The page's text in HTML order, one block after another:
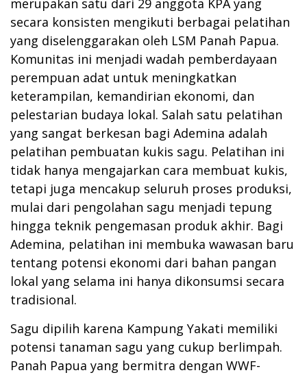
merupakan satu dari 29 anggota KPA yang
secara konsisten mengikuti berbagai pelatihan
yang diselenggarakan oleh LSM Panah Papua.
Komunitas ini menjadi wadah pemberdayaan
perempuan adat untuk meningkatkan
keterampilan, kemandirian ekonomi, dan
pelestarian budaya lokal. Salah satu pelatihan
yang sangat berkesan bagi Ademina adalah
pelatihan pembuatan kukis sagu. Pelatihan ini
tidak hanya mengajarkan cara membuat kukis,
tetapi juga mencakup seluruh proses produksi,
mulai dari pengolahan sagu menjadi tepung
hingga teknik pengemasan produk akhir. Bagi
Ademina, pelatihan ini membuka wawasan baru
tentang potensi ekonomi dari bahan pangan
lokal yang selama ini hanya dikonsumsi secara
tradisional.
Sagu dipilih karena Kampung Yakati memiliki
potensi tanaman sagu yang cukup berlimpah.
Panah Papua yang bermitra dengan WWF-